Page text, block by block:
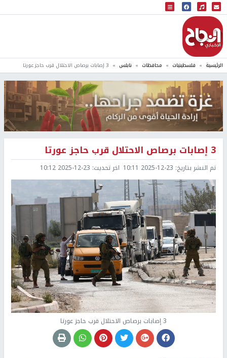
البث المباشر
إذاعة النجاح
الرئيسية فلسطينيات محافظات نابلس 3 إصابات برصاص الاحتلال قرب حاجز عورتا
3 إصابات برصاص الاحتلال قرب حاجز عورتا
تم النشر بتاريخ: 2025-12-23 10:11 اخر تحديث: 2025-12-23 10:12
3 إصابات برصاص الاحتلال قرب حاجز عورتا